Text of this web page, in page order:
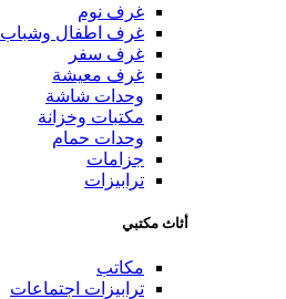
غرف نوم
غرف اطفال وشباب
غرف سفر
غرف معيشة
وحدات شاشة
مكتبات وخزانة
وحدات حمام
جزامات
ترابيزات
أثاث مكتبي
مكاتب
ترابيزات اجتماعات